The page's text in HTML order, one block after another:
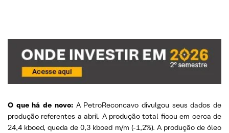
O que há de novo:A PetroReconcavo divulgou seus dados de
produção referentes a abril. A produção total ficou em cerca de
24,4 kboed, queda de 0,3 kboed m/m (-1,2%). A produção de óleo